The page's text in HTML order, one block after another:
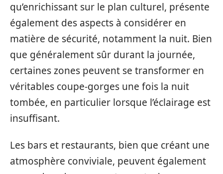
qu’enrichissant sur le plan culturel, présente
également des aspects à considérer en
matière de sécurité, notamment la nuit. Bien
que généralement sûr durant la journée,
certaines zones peuvent se transformer en
véritables coupe-gorges une fois la nuit
tombée, en particulier lorsque l’éclairage est
insuffisant.
Les bars et restaurants, bien que créant une
atmosphère conviviale, peuvent également